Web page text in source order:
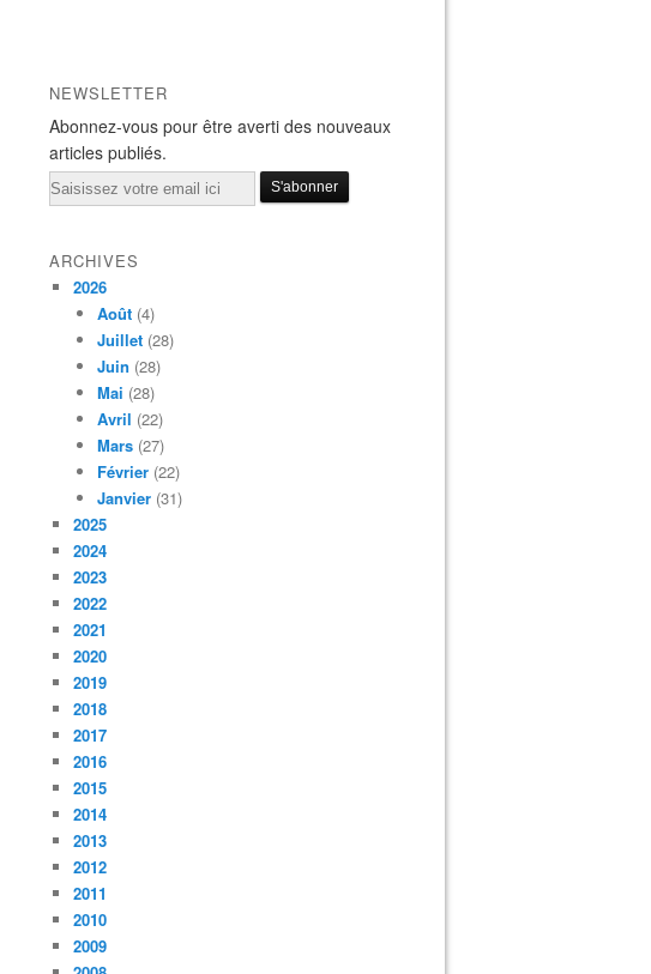
NEWSLETTER
Abonnez-vous pour être averti des nouveaux
articles publiés.
Email
ARCHIVES
2026
Août (4)
Juillet (28)
Juin (28)
Mai (28)
Avril (22)
Mars (27)
Février (22)
Janvier (31)
2025
2024
2023
2022
2021
2020
2019
2018
2017
2016
2015
2014
2013
2012
2011
2010
2009